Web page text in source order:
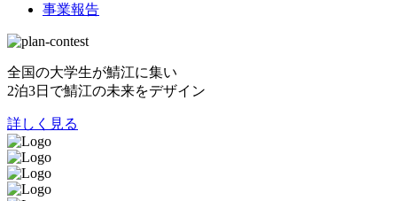
事業報告
全国の大学生が鯖江に集い
2泊3日で鯖江の未来をデザイン
詳しく見る